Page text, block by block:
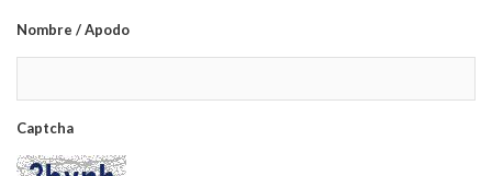
Nombre / Apodo
Captcha